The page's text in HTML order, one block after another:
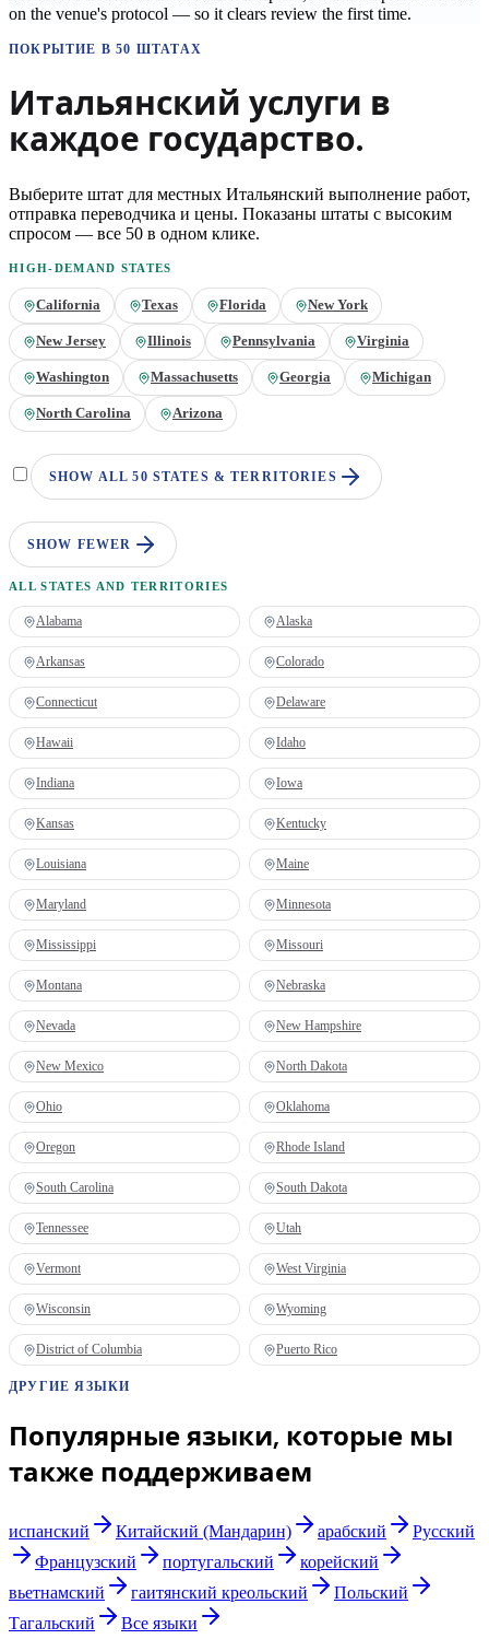
on the venue's protocol — so it clears review the first time.
ПОКРЫТИЕ В 50 ШТАТАХ
Итальянский услуги в
каждое государство.
Выберите штат для местных Итальянский выполнение работ,
отправка переводчика и цены. Показаны штаты с высоким
спросом — все 50 в одном клике.
HIGH-DEMAND STATES
California Texas Florida New York
New Jersey Illinois Pennsylvania Virginia
Washington Massachusetts Georgia Michigan
North Carolina Arizona
SHOW ALL 50 STATES & TERRITORIES
SHOW FEWER
ALL STATES AND TERRITORIES
Alabama Alaska
Arkansas Colorado
Connecticut Delaware
Hawaii Idaho
Indiana Iowa
Kansas Kentucky
Louisiana Maine
Maryland Minnesota
Mississippi Missouri
Montana Nebraska
Nevada New Hampshire
New Mexico North Dakota
Ohio Oklahoma
Oregon Rhode Island
South Carolina South Dakota
Tennessee Utah
Vermont West Virginia
Wisconsin Wyoming
District of Columbia Puerto Rico
ДРУГИЕ ЯЗЫКИ
Популярные языки, которые мы
также поддерживаем
испанский Китайский (Мандарин) арабский
Русский
Французский
португальский
корейский
вьетнамский
гаитянский креольский
Польский
Тагальский
Все языки